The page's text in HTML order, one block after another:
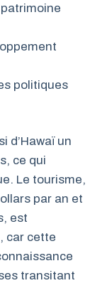
politiques
d’Hawaï un
ce qui
Le tourisme,
par an et
est
car cette
transitant